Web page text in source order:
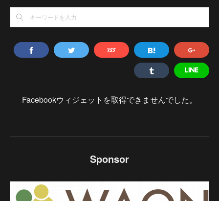
Facebookウィジェットを取得できませんでした。
Sponsor